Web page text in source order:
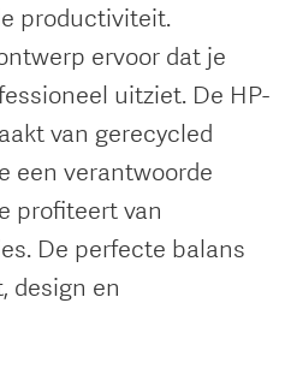
productiviteit.
ervoor dat je
uitziet. De HP-
van gerecycled
een verantwoorde
profiteert van
De perfecte balans
design en